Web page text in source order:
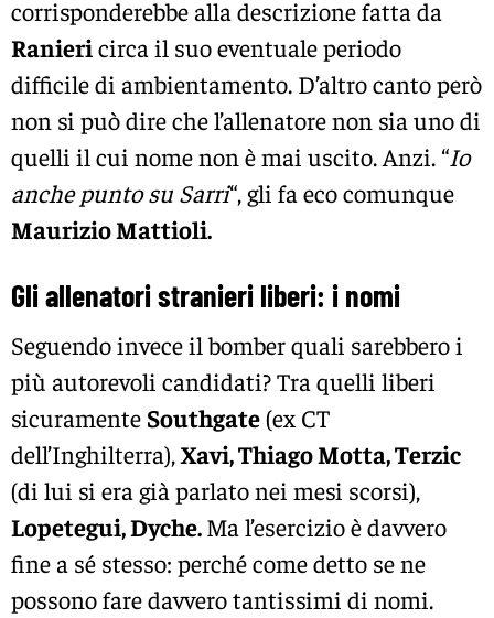
corrisponderebbe alla descrizione fatta da
Ranieri circa il suo eventuale periodo
difficile di ambientamento. D’altro canto però
non si può dire che l’allenatore non sia uno di
quelli il cui nome non è mai uscito. Anzi. “Io
anche punto su Sarri“, gli fa eco comunque
Maurizio Mattioli.
Gli allenatori stranieri liberi: i nomi
Seguendo invece il bomber quali sarebbero i
più autorevoli candidati? Tra quelli liberi
sicuramente Southgate(ex CT
dell’Inghilterra),Xavi, Thiago Motta, Terzic
(di lui si era già parlato nei mesi scorsi),
Lopetegui, Dyche.Ma l’esercizio è davvero
fine a sé stesso: perché come detto se ne
possono fare davvero tantissimi di nomi.